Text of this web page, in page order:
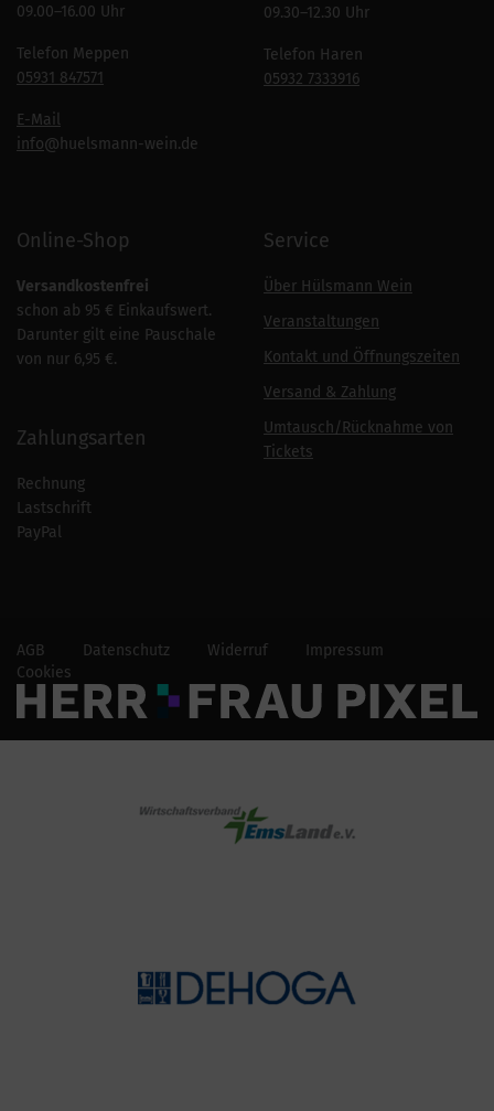
09.00–16.00 Uhr
Telefon Meppen
05931 847571
E-Mail
info@huelsmann-wein.de
09.30–12.30 Uhr
Telefon Haren
05932 7333916
Online-Shop
Versandkostenfrei
schon ab 95 € Einkaufswert.
Darunter gilt eine Pauschale
von nur 6,95 €.
Zahlungsarten
Rechnung
Lastschrift
PayPal
Service
Über Hülsmann Wein
Veranstaltungen
Kontakt und Öffnungszeiten
Versand & Zahlung
Umtausch/Rücknahme von
Tickets
AGB Datenschutz Widerruf
Impressum
Cookies